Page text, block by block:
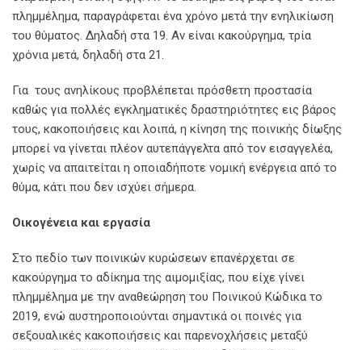
πλημμέλημα, παραγράφεται ένα χρόνο μετά την ενηλικίωση
του θύματος. Δηλαδή στα 19. Αν είναι κακούργημα, τρία
χρόνια μετά, δηλαδή στα 21.
Για τους ανηλίκους προβλέπεται πρόσθετη προστασία
καθώς για πολλές εγκληματικές δραστηριότητες εις βάρος
τους, κακοποιήσεις και λοιπά, η κίνηση της ποινικής δίωξης
μπορεί να γίνεται πλέον αυτεπάγγελτα από τον εισαγγελέα,
χωρίς να απαιτείται η οποιαδήποτε νομική ενέργεια από το
θύμα, κάτι που δεν ισχύει σήμερα.
Οικογένεια και εργασία
Στο πεδίο των ποινικών κυρώσεων επανέρχεται σε
κακούργημα το αδίκημα της αιμομιξίας, που είχε γίνει
πλημμέλημα με την αναθεώρηση του Ποινικού Κώδικα το
2019, ενώ αυστηροποιούνται σημαντικά οι ποινές για
σεξουαλικές κακοποιήσεις και παρενοχλήσεις μεταξύ